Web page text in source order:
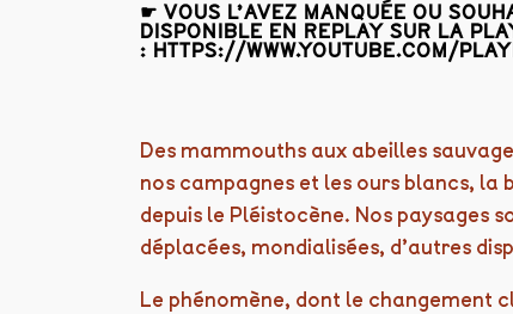
☛ VOUS L’AVEZ MANQUÉE OU
DISPONIBLE EN REPLAY SUR LA
: HTTPS://WWW.YOUTUBE.COM/
Des mammouths aux abeilles
nos campagnes et les ours blancs,
depuis le Pléistocène. Nos paysages
déplacées, mondialisées, d’autres
Le phénomène, dont le changement